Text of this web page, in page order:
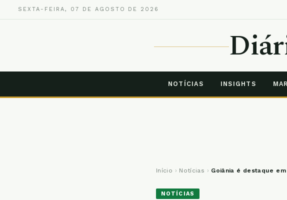
SEXTA-FEIRA, 07 DE AGOSTO DE 2026
NOTÍCIAS INSIGHTS
Início › Notícias › Goiânia é destaque
NOTÍCIAS